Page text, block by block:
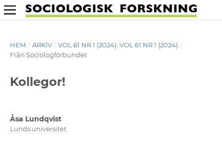
HEM / ARKIV / VOL 61 NR 1 (2024): VOL 61 NR 1 (2024) /
Från Sociologförbundet
Kollegor!
Åsa Lundqvist
Lunds universitet